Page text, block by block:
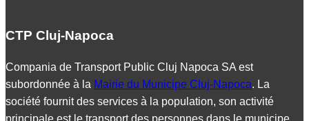
CTP Cluj-Napoca
Compania de Transport Public Cluj Napoca SA est
subordonnée à la Mairie du Municipe Cluj-Napoca. La
société fournit des services à la population, son activité
principale est le transport des personnes dans le municipe